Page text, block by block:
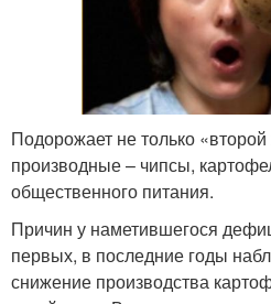
Подорожает не только
производные – чипсы,
общественного питания.
Причин у наметившегося
первых, в последние годы
снижение производства